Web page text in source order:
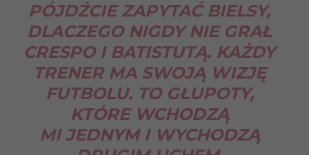
PÓJDŹCIE ZAPYTAĆ BIELSY,
DLACZEGO NIGDY NIE GRAŁ
CRESPO I BATISTUTĄ. KAŻDY
TRENER MA SWOJĄ WIZJĘ
FUTBOLU. TO GŁUPOTY,
KTÓRE WCHODZĄ
MI JEDNYM I WYCHODZĄ